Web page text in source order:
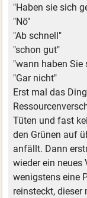
"Haben sie sich
"Nö"
"Ab schnell"
"schon gut"
"wann haben Sie
"Gar nicht"
Erst mal das
Tüten und fast
den Grünen auf
anfällt. Dann
wieder ein neues
wenigstens eine
reinsteckt,